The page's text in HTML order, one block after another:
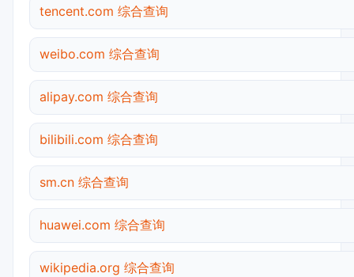
tencent.com 综合查询
weibo.com 综合查询
alipay.com 综合查询
bilibili.com 综合查询
sm.cn 综合查询
huawei.com 综合查询
wikipedia.org 综合查询